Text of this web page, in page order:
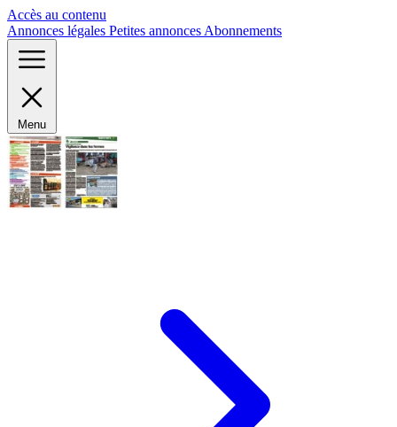
Accès au contenu
Annonces légales Petites annonces Abonnements
Menu
Panneau de gestion des cookies